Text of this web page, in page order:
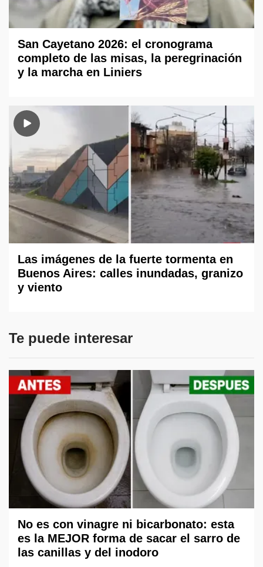
San Cayetano 2026: el cronograma
completo de las misas, la peregrinación
y la marcha en Liniers
Las imágenes de la fuerte tormenta en
Buenos Aires: calles inundadas, granizo
y viento
Te puede interesar
No es con vinagre ni bicarbonato: esta
es la MEJOR forma de sacar el sarro de
las canillas y del inodoro